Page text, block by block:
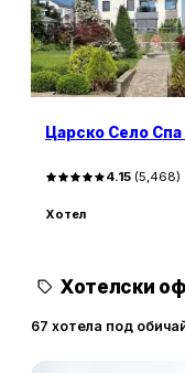
Царско Село
4.15 (5,468)
Хотел
Хотелски
67 хотела под